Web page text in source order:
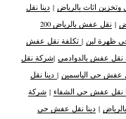
اثاث بالرياض | دينا نقل
|
نقل عفش بالرياض 200
ظهرة لبن | تكلفة نقل عفش
عفش بالدوادمي |شركة نقل
عفش حي الياسمين | دينا نقل
نقل عفش حي الشفاء |شركة
| دينا نقل عفش حي